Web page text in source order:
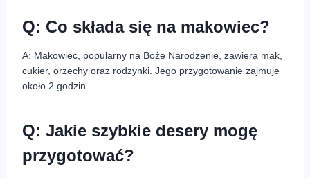
Q: Co składa się na makowiec?
A: Makowiec, popularny na Boże Narodzenie, zawiera mak,
cukier, orzechy oraz rodzynki. Jego przygotowanie zajmuje
około 2 godzin.
Q: Jakie szybkie desery mogę
przygotować?